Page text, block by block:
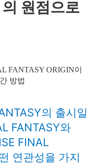
원점으로
의 출시일
FANTASY와
FINAL
연관성을 가지